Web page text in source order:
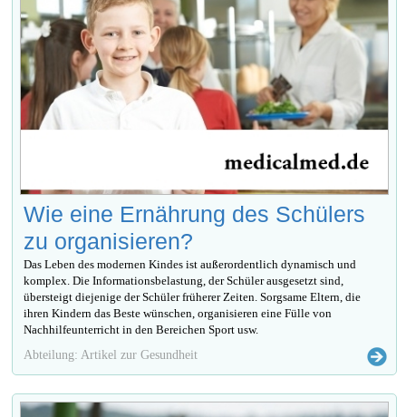
Wie eine Ernährung des Schülers
zu organisieren?
Das Leben des modernen Kindes ist außerordentlich dynamisch und
komplex. Die Informationsbelastung, der Schüler ausgesetzt sind,
übersteigt diejenige der Schüler früherer Zeiten. Sorgsame Eltern, die
ihren Kindern das Beste wünschen, organisieren eine Fülle von
Nachhilfeunterricht in den Bereichen Sport usw.
Abteilung: Artikel zur Gesundheit